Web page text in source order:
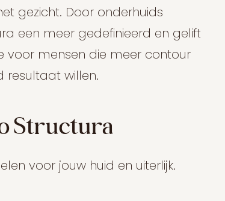
gezicht. Door onderhuids
een meer gedefinieerd en gelift
voor mensen die meer contour
resultaat willen.
Structura
voor jouw huid en uiterlijk.